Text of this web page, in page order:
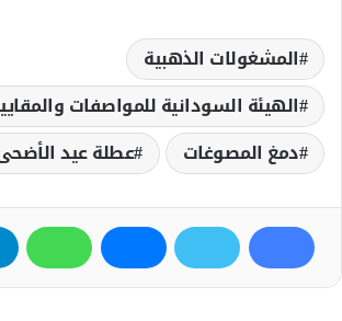
المشغولات الذهبية
الهيئة السودانية للمواصفات
دمغ المصوغات
عطلة عيد